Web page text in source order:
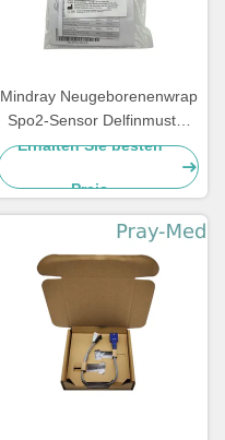
Mindray Neugeborenenwrap
Spo2-Sensor Delfinmuster
115-050154-00 518BLH
Erhalten Sie besten
Preis